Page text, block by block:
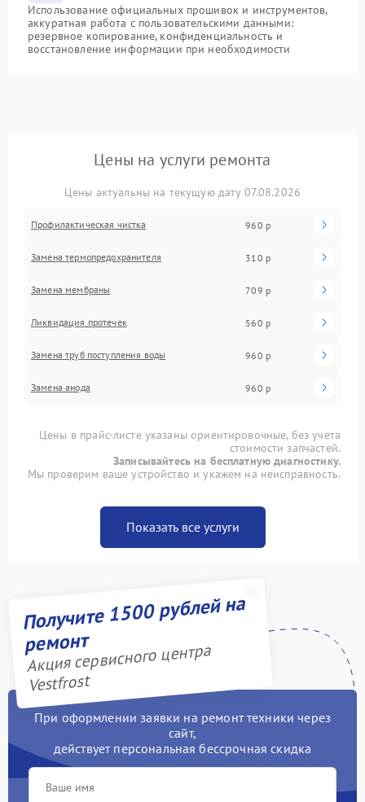
Использование официальных прошивок и инструментов,
аккуратная работа с пользовательскими данными:
резервное копирование, конфиденциальность и
восстановление информации при необходимости
Цены на услуги ремонта
Цены актуальны на текущую дату 07.08.2026
Профилактическая чистка 960 р
Замена термопредохранителя 310 р
Замена мембраны 709 р
Ликвидация протечек 560 р
Замена труб поступления воды 960 р
Замена анода 960 р
Цены в прайс-листе указаны ориентировочные, без учета
стоимости запчастей.
Записывайтесь на бесплатную диагностику.
Мы проверим ваше устройство и укажем на неисправность.
Показать все услуги
Получите 1500 рублей на
ремонт
Акция сервисного центра
Vestfrost
При оформлении заявки на ремонт техники через
сайт,
действует персональная бессрочная скидка